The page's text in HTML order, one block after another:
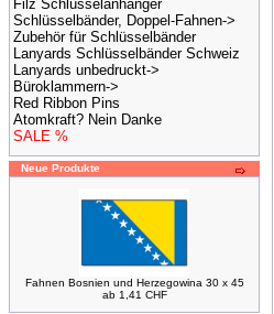
Filz Schlüsselanhänger
Schlüsselbänder, Doppel-Fahnen->
Zubehör für Schlüsselbänder
Lanyards Schlüsselbänder Schweiz
Lanyards unbedruckt->
Büroklammern->
Red Ribbon Pins
Atomkraft? Nein Danke
SALE %
Neue Produkte
Fahnen Bosnien und Herzegowina 30 x 45
ab 1,41 CHF